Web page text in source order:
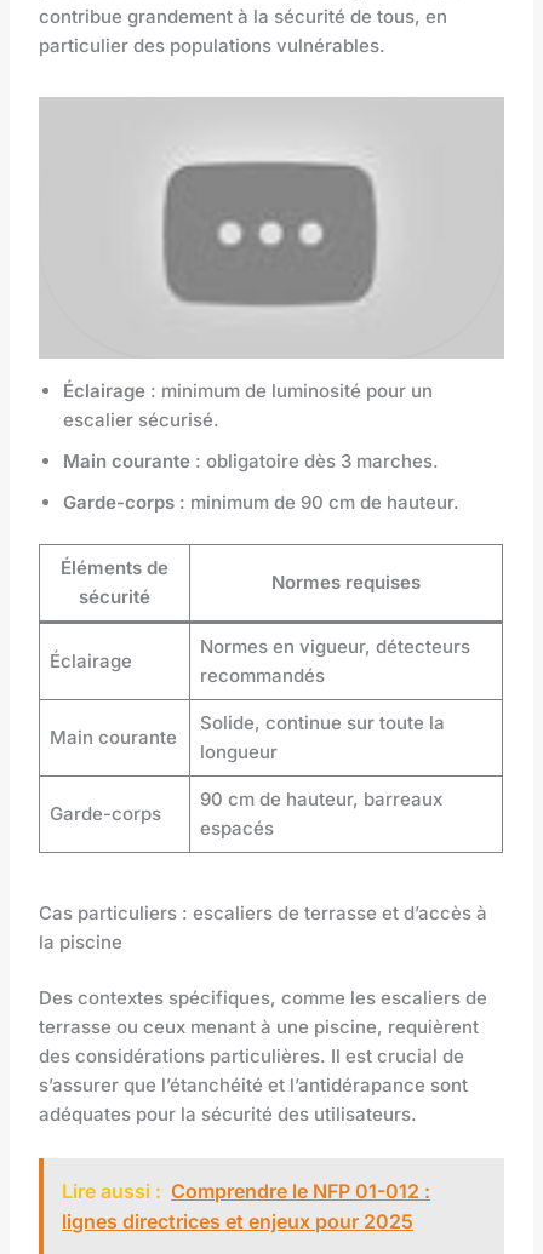
contribue grandement à la sécurité de tous, en
particulier des populations vulnérables.
Éclairage : minimum de luminosité pour un
escalier sécurisé.
Main courante : obligatoire dès 3 marches.
Garde-corps : minimum de 90 cm de hauteur.
Éléments de
sécurité
Normes requises
Éclairage
Normes en vigueur, détecteurs
recommandés
Main courante
Solide, continue sur toute la
longueur
Garde-corps
90 cm de hauteur, barreaux
espacés
Cas particuliers : escaliers de terrasse et d’accès à
la piscine
Des contextes spécifiques, comme les escaliers de
terrasse ou ceux menant à une piscine, requièrent
des considérations particulières. Il est crucial de
s’assurer que l’étanchéité et l’antidérapance sont
adéquates pour la sécurité des utilisateurs.
Lire aussi : Comprendre le NFP 01-012 :
lignes directrices et enjeux pour 2025